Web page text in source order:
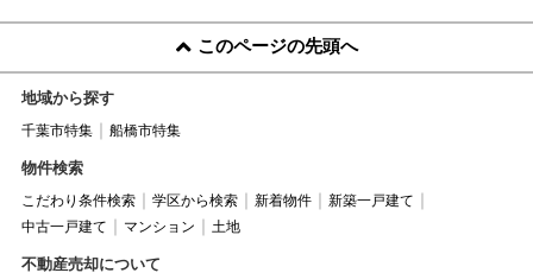
このページの先頭へ
地域から探す
千葉市特集 船橋市特集
物件検索
こだわり条件検索 学区から検索 新着物件
新築一戸建て
中古一戸建て
マンション 土地
不動産売却について